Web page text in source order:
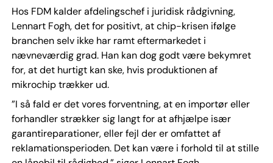
Hos FDM kalder afdelingschef i juridisk rådgivning,
Lennart Fogh, det for positivt, at chip-krisen ifølge
branchen selv ikke har ramt eftermarkedet i
nævneværdig grad. Han kan dog godt være bekymret
for, at det hurtigt kan ske, hvis produktionen af
mikrochip trækker ud.
”I så fald er det vores forventning, at en importør eller
forhandler strækker sig langt for at afhjælpe især
garantireparationer, eller fejl der er omfattet af
reklamationsperioden. Det kan være i forhold til at stille